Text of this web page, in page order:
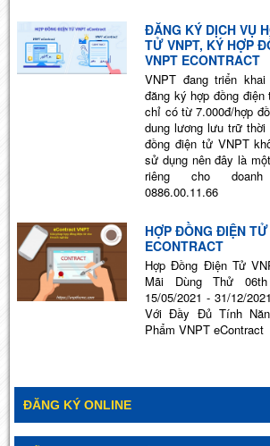
ĐĂNG KÝ DỊCH VỤ
TỬ VNPT, KÝ HỢP
VNPT ECONTRACT
VNPT đang triển
đăng ký hợp đồng
chỉ có từ 7.000đ/hợp
dung lương lưu trữ
đồng điện tử VNPT
sử dụng nên đây là
riêng cho doanh
0886.00.11.66
HỢP ĐỒNG ĐIỆN
ECONTRACT
Hợp Đồng Điện Tử
Mãi Dùng Thử
15/05/2021 - 31/12/
Với Đầy Đủ Tính
Phẩm VNPT eContract
ĐĂNG KÝ ONLINE